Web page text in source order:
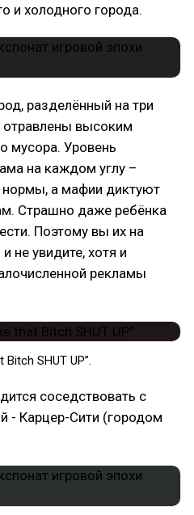
и холодного города.
разделённый на три
отравлены высоким
мусора. Уровень
на каждом углу –
а мафии диктуют
Cтрашно даже ребёнка
Поэтому вы их на
не увидите, хотя и
рекламы
SHUT UP”.
соседствовать с
- Карцер-Сити (городом